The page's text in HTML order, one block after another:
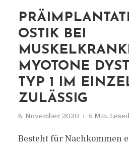
OSTIK BEI
MYOTONE
TYP 1 IM
ZULÄSSIG
6. November 2020 5 Min.
Besteht für Nachkommen